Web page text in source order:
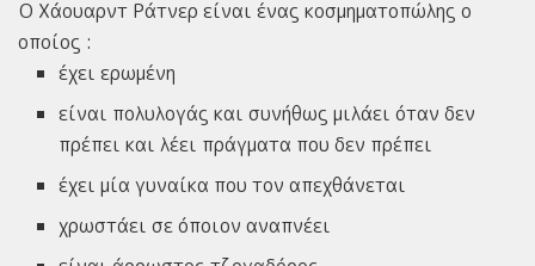
Ο Χάουαρντ Ράτνερ είναι ένας κοσμηματοπώλης ο
οποίος :
έχει ερωμένη
είναι πολυλογάς και συνήθως μιλάει όταν δεν
πρέπει και λέει πράγματα που δεν πρέπει
έχει μία γυναίκα που τον απεχθάνεται
χρωστάει σε όποιον αναπνέει